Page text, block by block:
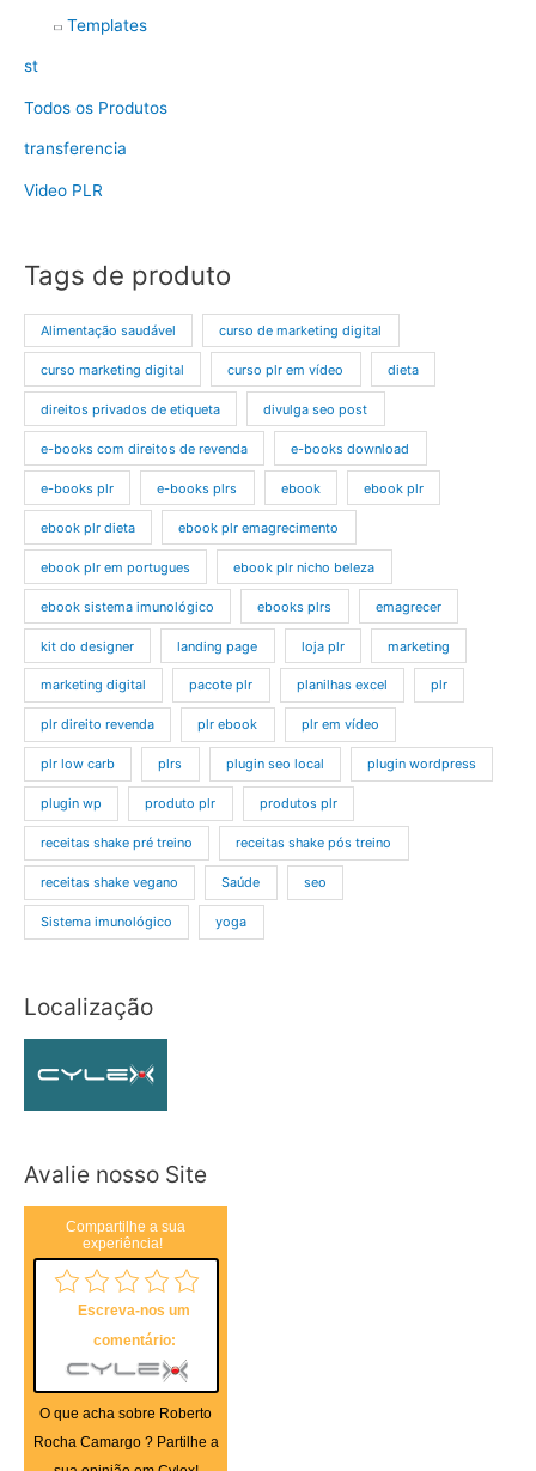
Templates
st
Todos os Produtos
transferencia
Video PLR
Tags de produto
Alimentação saudável curso de marketing digital
curso marketing digital curso plr em vídeo dieta
direitos privados de etiqueta divulga seo post
e-books com direitos de revenda e-books download
e-books plr e-books plrs ebook ebook plr
ebook plr dieta ebook plr emagrecimento
ebook plr em portugues ebook plr nicho beleza
ebook sistema imunológico ebooks plrs emagrecer
kit do designer landing page loja plr marketing
marketing digital pacote plr planilhas excel plr
plr direito revenda plr ebook plr em vídeo
plr low carb plrs plugin seo local plugin wordpress
plugin wp produto plr produtos plr
receitas shake pré treino receitas shake pós treino
receitas shake vegano Saúde seo
Sistema imunológico yoga
Localização
Avalie nosso Site
Compartilhe a sua
experiência!
Escreva-nos um
comentário:
O que acha sobre Roberto
Rocha Camargo ? Partilhe a